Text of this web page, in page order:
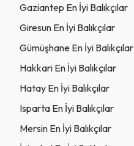
Gaziantep En İyi Balıkçılar
Giresun En İyi Balıkçılar
Gümüşhane En İyi Balıkçılar
Hakkari En İyi Balıkçılar
Hatay En İyi Balıkçılar
Isparta En İyi Balıkçılar
Mersin En İyi Balıkçılar